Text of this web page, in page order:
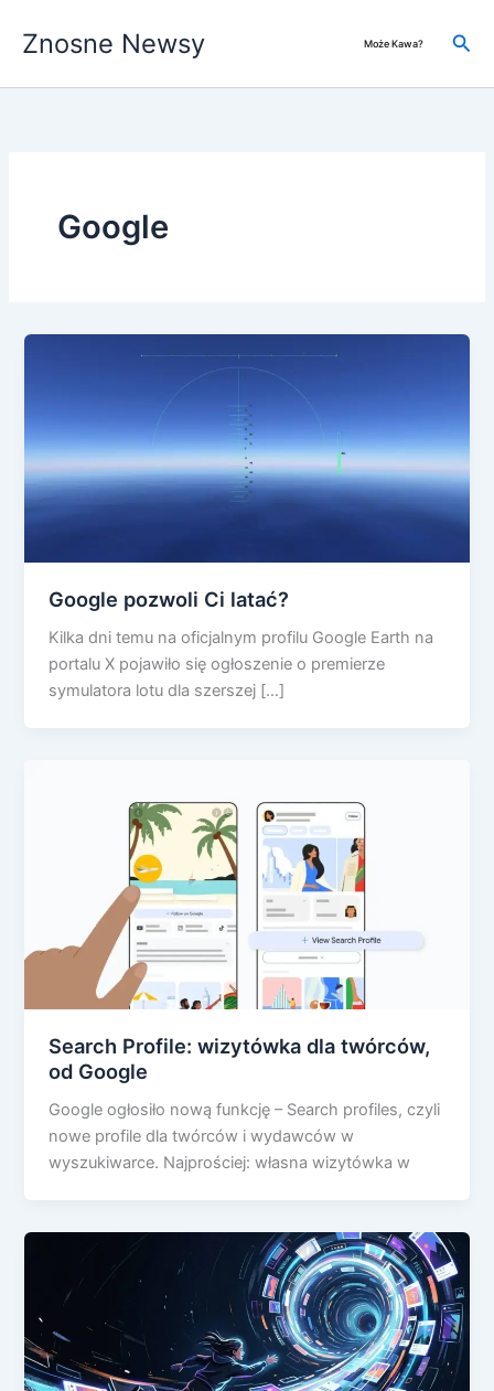
Znosne Newsy Może Kawa?
Google
Google pozwoli Ci latać?
Kilka dni temu na oficjalnym profilu Google Earth na
portalu X pojawiło się ogłoszenie o premierze
symulatora lotu dla szerszej […]
Search Profile: wizytówka dla twórców,
od Google
Google ogłosiło nową funkcję – Search profiles, czyli
nowe profile dla twórców i wydawców w
wyszukiwarce. Najprościej: własna wizytówka w